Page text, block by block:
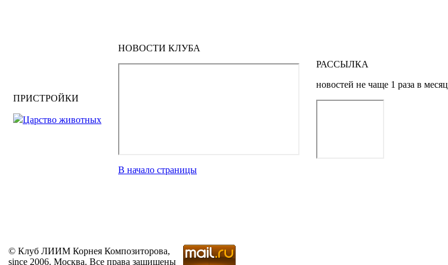
ПРИСТРОЙКИ
Царство животных
НОВОСТИ КЛУБА
В начало страницы
РАССЫЛКА
новостей не чаще 1 раза в месяц
© Клуб ЛИИМ Корнея Композиторова,
since 2006. Москва. Все права защищены